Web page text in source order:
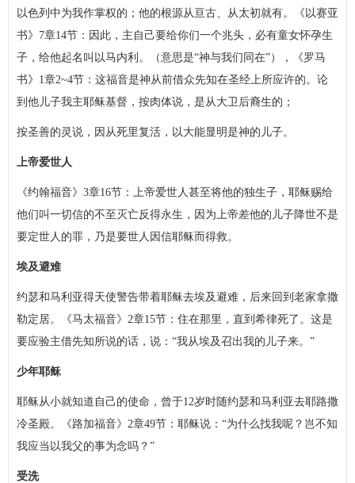
以色列中为我作掌权的；他的根源从亘古、从太初就有。《以赛亚
书》7章14节：因此，主自己要给你们一个兆头，必有童女怀孕生
子，给他起名叫以马内利。（意思是“神与我们同在”），《罗马
书》1章2~4节：这福音是神从前借众先知在圣经上所应许的。论
到他儿子我主耶稣基督，按肉体说，是从大卫后裔生的；
按圣善的灵说，因从死里复活，以大能显明是神的儿子。
上帝爱世人
《约翰福音》3章16节：上帝爱世人甚至将他的独生子，耶稣赐给
他们叫一切信的不至灭亡反得永生，因为上帝差他的儿子降世不是
要定世人的罪，乃是要世人因信耶稣而得救。
埃及避难
约瑟和马利亚得天使警告带着耶稣去埃及避难，后来回到老家拿撒
勒定居。《马太福音》2章15节：住在那里，直到希律死了。这是
要应验主借先知所说的话，说：“我从埃及召出我的儿子来。”
少年耶稣
耶稣从小就知道自己的使命，曾于12岁时随约瑟和马利亚去耶路撒
冷圣殿。《路加福音》2章49节：耶稣说：“为什么找我呢？岂不知
我应当以我父的事为念吗？”
受洗